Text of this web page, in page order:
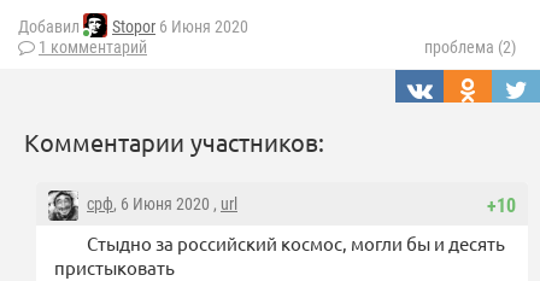
Добавил Stopor 6 Июня 2020
1 комментарий
проблема (2)
Комментарии участников:
+10
срф, 6 Июня 2020 , url
Стыдно за российский космос, могли бы и десять
пристыковать